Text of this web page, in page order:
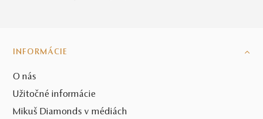
INFORMÁCIE
O nás
Užitočné informácie
Mikuš Diamonds v médiách